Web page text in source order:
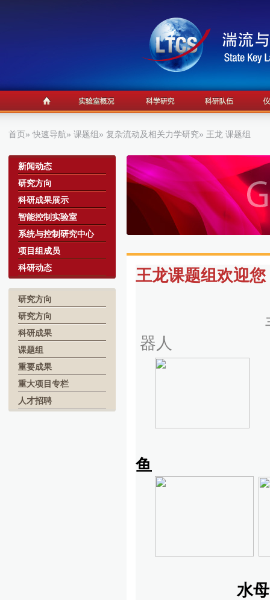
首页»快速导航» 课题组» 复杂流动及相关力学研究» 王龙 课题组
a
新闻动态
研究方向
科研成果展示
智能控制实验室
系统与控制研究中心
项目组成员
科研动态
研究方向
研究方向
科研成果
课题组
重要成果
重大项目专栏
人才招聘
王龙课题组欢迎您
丰富多彩
器人
鱼
水母